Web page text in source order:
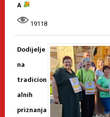
A
19118
Dodijelje
na
tradicion
alnih
priznanja